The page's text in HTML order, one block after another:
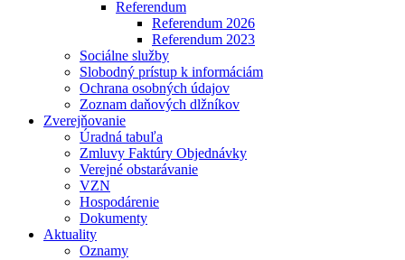
Referendum
Referendum 2026
Referendum 2023
Sociálne služby
Slobodný prístup k informáciám
Ochrana osobných údajov
Zoznam daňových dlžníkov
Zverejňovanie
Úradná tabuľa
Zmluvy Faktúry Objednávky
Verejné obstarávanie
VZN
Hospodárenie
Dokumenty
Aktuality
Oznamy